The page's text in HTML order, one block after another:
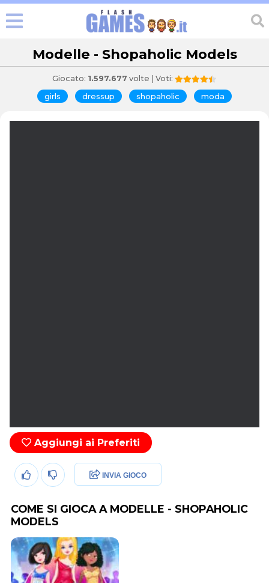
Modelle - Shopaholic Models
Giocato: 1.597.677 volte | Voti:
girls dressup shopaholic moda
Aggiungi ai Preferiti
INVIA GIOCO
COME SI GIOCA A MODELLE - SHOPAHOLIC
MODELS